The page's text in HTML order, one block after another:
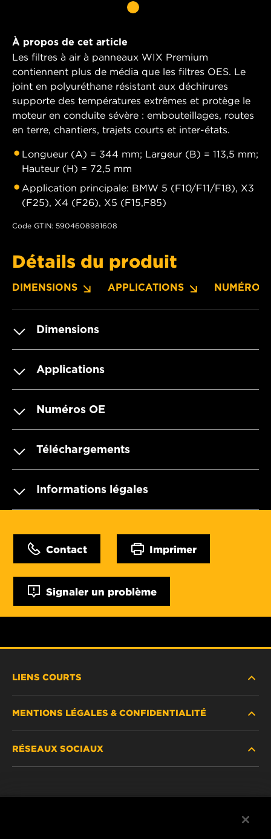
À propos de cet article
Les filtres à air à panneaux WIX Premium
contiennent plus de média que les filtres OES. Le
joint en polyuréthane résistant aux déchirures
supporte des températures extrêmes et protège le
moteur en conduite sévère : embouteillages, routes
en terre, chantiers, trajets courts et inter-états.
Longueur (A) = 344 mm; Largeur (B) = 113,5 mm;
Hauteur (H) = 72,5 mm
Application principale: BMW 5 (F10/F11/F18), X3
(F25), X4 (F26), X5 (F15,F85)
Code GTIN: 5904608981608
Détails du produit
DIMENSIONS APPLICATIONS NUMÉROS
Dimensions
Applications
Numéros OE
Téléchargements
Informations légales
Contact Imprimer
Signaler un problème
LIENS COURTS
OÙ ACHETER
MENTIONS LÉGALES & CONFIDENTIALITÉ
RÉSEAUX SOCIAUX